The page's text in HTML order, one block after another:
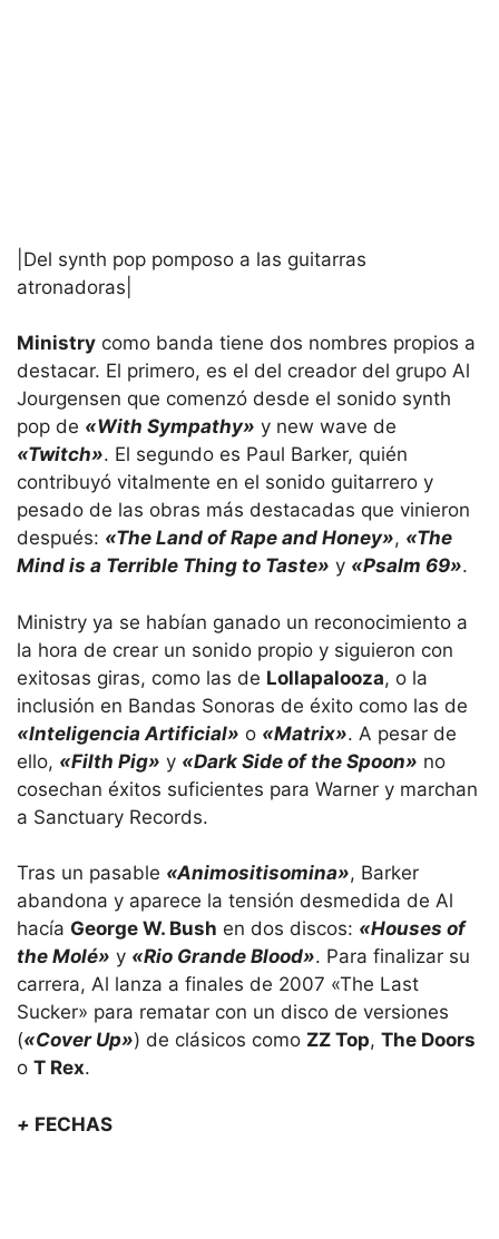
|Del synth pop pomposo a las guitarras
atronadoras|
Ministry como banda tiene dos nombres propios a
destacar. El primero, es el del creador del grupo Al
Jourgensen que comenzó desde el sonido synth
pop de «With Sympathy» y new wave de
«Twitch». El segundo es Paul Barker, quién
contribuyó vitalmente en el sonido guitarrero y
pesado de las obras más destacadas que vinieron
después: «The Land of Rape and Honey», «The
Mind is a Terrible Thing to Taste» y «Psalm 69».
Ministry ya se habían ganado un reconocimiento a
la hora de crear un sonido propio y siguieron con
exitosas giras, como las de Lollapalooza, o la
inclusión en Bandas Sonoras de éxito como las de
«Inteligencia Artificial» o «Matrix». A pesar de
ello, «Filth Pig» y «Dark Side of the Spoon» no
cosechan éxitos suficientes para Warner y marchan
a Sanctuary Records.
Tras un pasable «Animositisomina», Barker
abandona y aparece la tensión desmedida de Al
hacía George W. Bush en dos discos: «Houses of
the Molé» y «Rio Grande Blood». Para finalizar su
carrera, Al lanza a finales de 2007 «The Last
Sucker» para rematar con un disco de versiones
(«Cover Up») de clásicos como ZZ Top, The Doors
o T Rex.
+ FECHAS